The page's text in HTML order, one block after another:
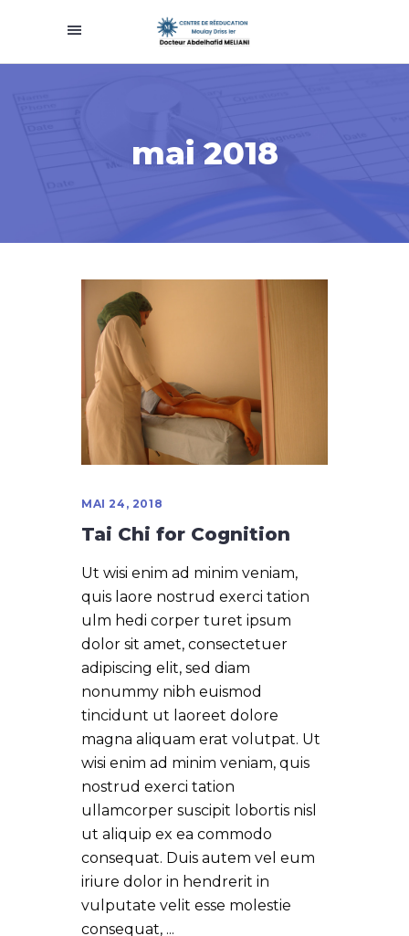
mai 2018
MAI 24, 2018
Tai Chi for Cognition
Ut wisi enim ad minim veniam,
quis laore nostrud exerci tation
ulm hedi corper turet ipsum
dolor sit amet, consectetuer
adipiscing elit, sed diam
nonummy nibh euismod
tincidunt ut laoreet dolore
magna aliquam erat volutpat. Ut
wisi enim ad minim veniam, quis
nostrud exerci tation
ullamcorper suscipit lobortis nisl
ut aliquip ex ea commodo
consequat. Duis autem vel eum
iriure dolor in hendrerit in
vulputate velit esse molestie
consequat,